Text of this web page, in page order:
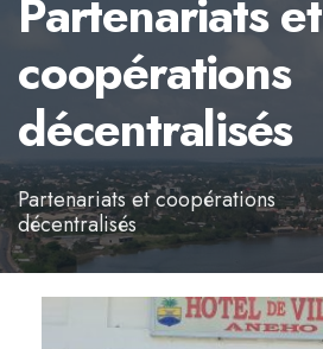
Partenariats et
coopérations
décentralisés
Partenariats et coopérations
décentralisés